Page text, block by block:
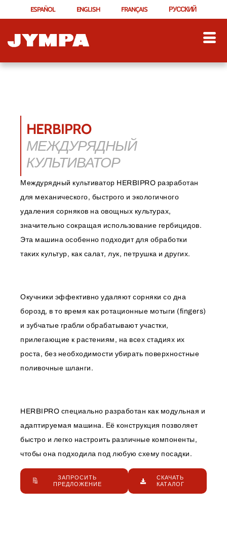
ESPAÑOL ENGLISH FRANÇAIS РУССКИЙ
HERBIPRO
МЕЖДУРЯДНЫЙ
КУЛЬТИВАТОР
Междурядный культиватор HERBIPRO разработан
для механического, быстрого и экологичного
удаления сорняков на овощных культурах,
значительно сокращая использование гербицидов.
Эта машина особенно подходит для обработки
таких культур, как салат, лук, петрушка и других.
Окучники эффективно удаляют сорняки со дна
борозд, в то время как ротационные мотыги (fingers)
и зубчатые грабли обрабатывают участки,
прилегающие к растениям, на всех стадиях их
роста, без необходимости убирать поверхностные
поливочные шланги.
HERBIPRO специально разработан как модульная и
адаптируемая машина. Её конструкция позволяет
быстро и легко настроить различные компоненты,
чтобы она подходила под любую схему посадки.
ЗАПРОСИТЬ
ПРЕДЛОЖЕНИЕ
СКАЧАТЬ
КАТАЛОГ